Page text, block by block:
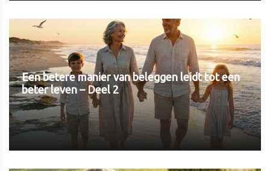
Een betere manier van beleggen leidt tot een
beter leven – Deel 2